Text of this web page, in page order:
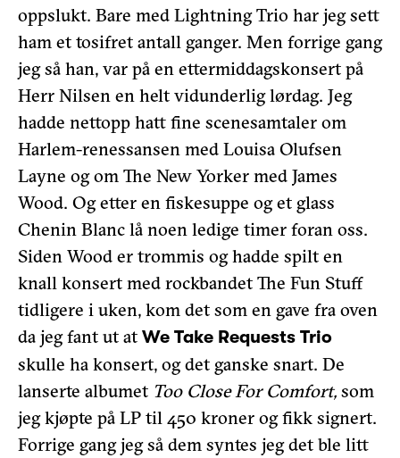
oppslukt. Bare med Lightning Trio har jeg sett
ham et tosifret antall ganger. Men forrige gang
jeg så han, var på en ettermiddagskonsert på
Herr Nilsen en helt vidunderlig lørdag. Jeg
hadde nettopp hatt fine scenesamtaler om
Harlem-renessansen med Louisa Olufsen
Layne og om The New Yorker med James
Wood. Og etter en fiskesuppe og et glass
Chenin Blanc lå noen ledige timer foran oss.
Siden Wood er trommis og hadde spilt en
knall konsert med rockbandet The Fun Stuff
tidligere i uken, kom det som en gave fra oven
da jeg fant ut at We Take Requests Trio
skulle ha konsert, og det ganske snart. De
lanserte albumet Too Close For Comfort, som
jeg kjøpte på LP til 450 kroner og fikk signert.
Forrige gang jeg så dem syntes jeg det ble litt